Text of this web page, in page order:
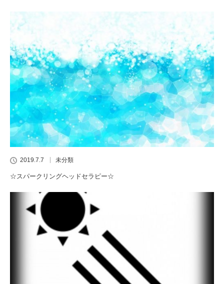
2019.7.7 未分類
☆スパークリングヘッドセラピー☆